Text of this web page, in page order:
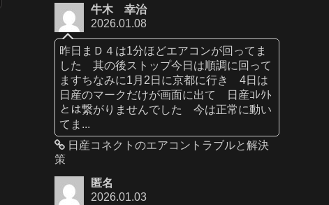
牛木 幸治
2026.01.08
昨日まＤ４は1分ほどエアコンが回ってま
した 其の後ストップ今日は順調に回って
ますちなみに1月2日に京都に行き 4日は
日産のマークだけが画面に出て 日産ｺﾚｸﾄ
とは繋がりませんでした 今は正常に動い
てま...
日産コネクトのエアコントラブルと解決
策
匿名
2026.01.03